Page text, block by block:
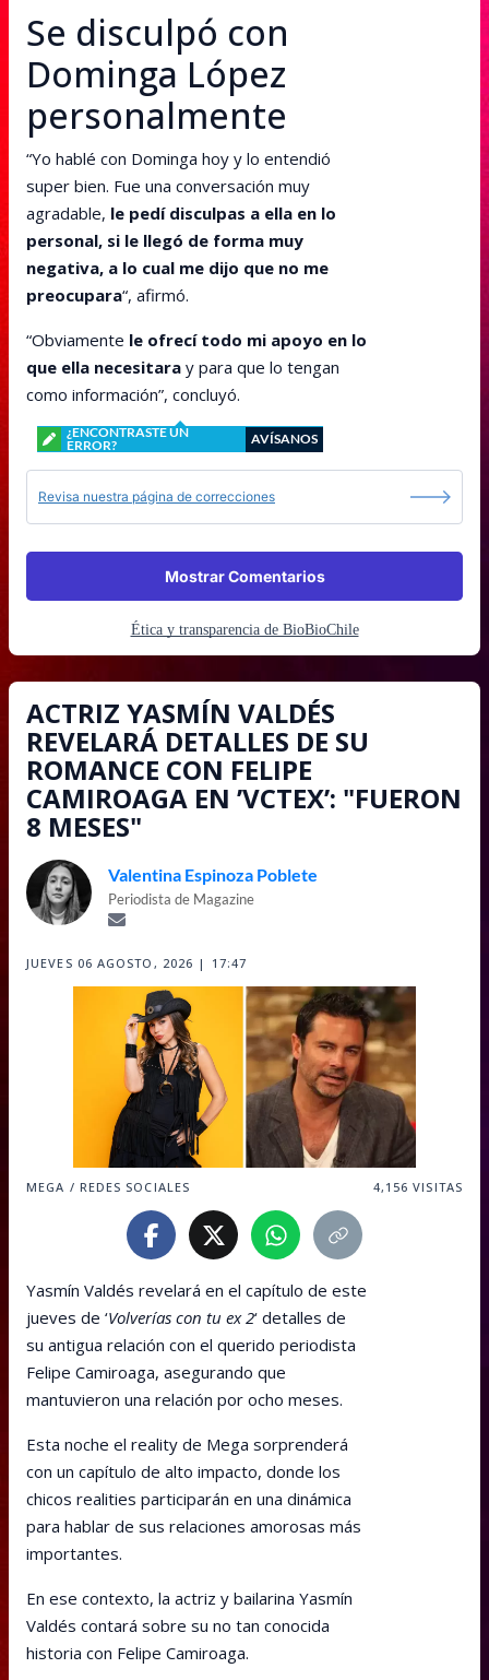
Se disculpó con
Dominga López
personalmente
“Yo hablé con Dominga hoy y lo entendió
super bien. Fue una conversación muy
agradable, le pedí disculpas a ella en lo
personal, si le llegó de forma muy
negativa, a lo cual me dijo que no me
preocupara“, afirmó.
“Obviamente le ofrecí todo mi apoyo en lo
que ella necesitara y para que lo tengan
como información”, concluyó.
¿ENCONTRASTE UN
ERROR?
AVÍSANOS
Revisa nuestra página de correcciones
Mostrar Comentarios
Ética y transparencia de BioBioChile
ACTRIZ YASMÍN VALDÉS
REVELARÁ DETALLES DE SU
ROMANCE CON FELIPE
CAMIROAGA EN ’VCTEX’: "FUERON
8 MESES"
Valentina Espinoza Poblete
Periodista de Magazine
JUEVES 06 AGOSTO, 2026 | 17:47
MEGA / REDES SOCIALES 4,156 VISITAS
Yasmín Valdés revelará en el capítulo de este
jueves de ‘Volverías con tu ex 2‘ detalles de
su antigua relación con el querido periodista
Felipe Camiroaga, asegurando que
mantuvieron una relación por ocho meses.
Esta noche el reality de Mega sorprenderá
con un capítulo de alto impacto, donde los
chicos realities participarán en una dinámica
para hablar de sus relaciones amorosas más
importantes.
En ese contexto, la actriz y bailarina Yasmín
Valdés contará sobre su no tan conocida
historia con Felipe Camiroaga.